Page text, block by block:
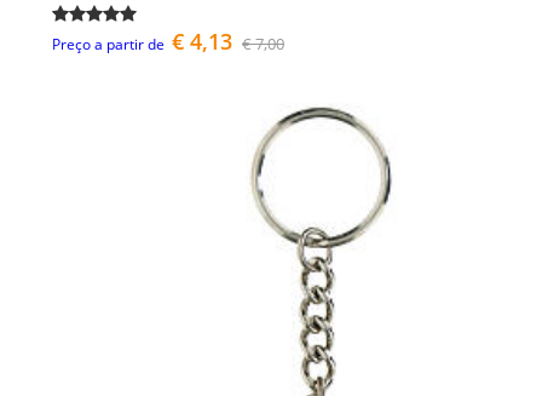
Preço a partir de € 4,13 € 7,00